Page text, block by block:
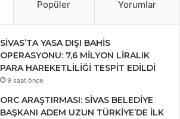
Popüler Yorumlar
SİVAS’TA YASA DIŞI BAHİS
OPERASYONU: 7,6 MİLYON LİRALIK
PARA HAREKETLİLİĞİ TESPİT EDİLDİ
9 saat önce
ORC ARAŞTIRMASI: SİVAS BELEDİYE
BAŞKANI ADEM UZUN TÜRKİYE’DE İLK